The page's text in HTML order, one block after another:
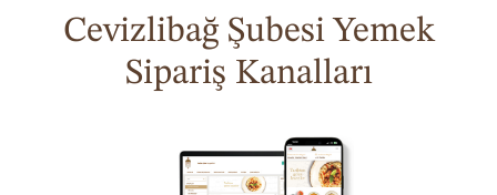
Cevizlibağ Şubesi Yemek
Sipariş Kanalları